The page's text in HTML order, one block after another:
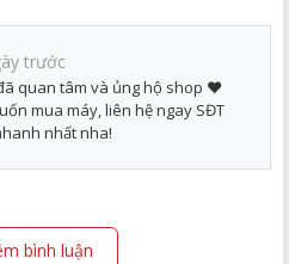
trước
quan tâm và ủng hộ shop ❤️
mua máy, liên hệ ngay SĐT
nhất nha!
bình luận